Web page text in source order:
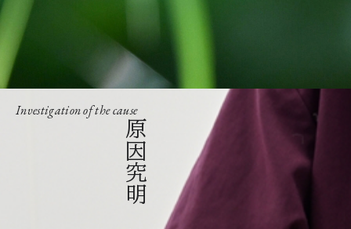
原因究明
Investigation of the cause